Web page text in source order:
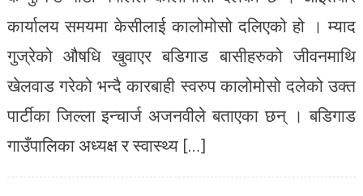
कार्यालय समयमा केसीलाई कालोमोसो दलिएको हो । म्याद
गुज्रेको औषधि खुवाएर बडिगाड बासीहरुको जीवनमाथि
खेलवाड गरेको भन्दै कारबाही स्वरुप कालोमोसो दलेको उक्त
पार्टीका जिल्ला इन्चार्ज अजनवीले बताएका छन् । बडिगाड
गाउँपालिका अध्यक्ष र स्वास्थ्य […]